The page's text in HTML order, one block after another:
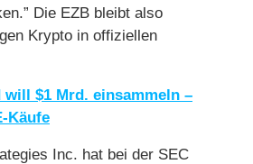
Die EZB bleibt also
Krypto in offiziellen
will $1 Mrd. einsammeln –
Käufe
Inc. hat bei der SEC